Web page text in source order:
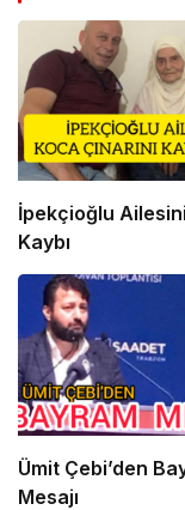
İpekçioğlu
Kaybı
Ümit Çebi’den
Mesajı